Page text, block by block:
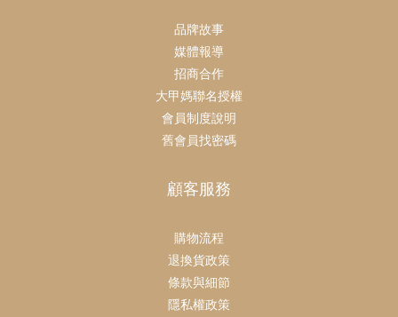
品牌故事
媒體報導
招商合作
大甲媽聯名授權
會員制度說明
舊會員找密碼
顧客服務
購物流程
退換貨政策
條款與細節
隱私權政策